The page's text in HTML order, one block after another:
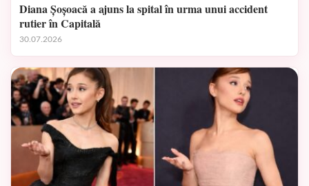
Diana Șoșoacă a ajuns la spital în urma unui accident
rutier în Capitală
30.07.2026